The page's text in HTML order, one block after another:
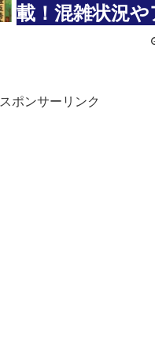
載！混雑状況や
セス・駐車場
スポンサーリンク